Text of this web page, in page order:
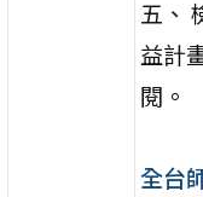
五、
益計
閱。
全台